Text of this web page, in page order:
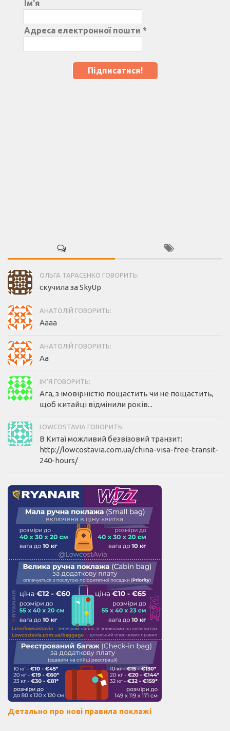
Ім'я
Адреса електронної пошти *
ОЛЬГА ТАРАСЕНКО ГОВОРИТЬ:
скучила за SkyUp
АНАТОЛІЙ ГОВОРИТЬ:
Аааа
АНАТОЛІЙ ГОВОРИТЬ:
Аа
ІМ'Я ГОВОРИТЬ:
Ага, з імовірністю пощастить чи не пощастить,
щоб китайці відмінили років...
LOWCOSTAVIA ГОВОРИТЬ:
В Китаї можливий безвізовий транзит:
http://lowcostavia.com.ua/china-visa-free-transit-
240-hours/
Детально про нові правила поклажі